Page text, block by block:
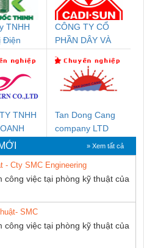
TNHH
Điện
CÔNG TY CỔ
PHẦN DÂY VÀ
THƯỢNG ĐÌNH
TNHH
XNK
NAM
Tan Dong Cang
company LTD
» Xem tất cả
- Cty SMC Engineering
công việc tại phòng kỹ thuật của
SMC
công việc tại phòng kỹ thuật của